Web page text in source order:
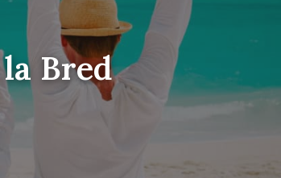
Bred